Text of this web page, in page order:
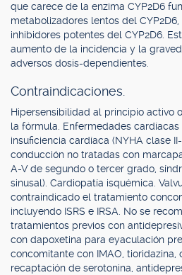
que carece de la enzima CYP2D6
metabolizadores lentos del
inhibidores potentes del CYP2D6.
aumento de la incidencia y la
adversos dosis-dependientes.
Contraindicaciones.
Hipersensibilidad al principio activo
la fórmula. Enfermedades cardíacas
insuficiencia cardíaca (NYHA clase
conducción no tratadas con
A-V de segundo o tercer grado,
sinusal). Cardiopatía isquémica.
contraindicado el tratamiento
incluyendo ISRS e IRSA. No se
tratamientos previos con
con dapoxetina para eyaculación
concomitante con IMAO, tioridazina,
recaptación de serotonina,